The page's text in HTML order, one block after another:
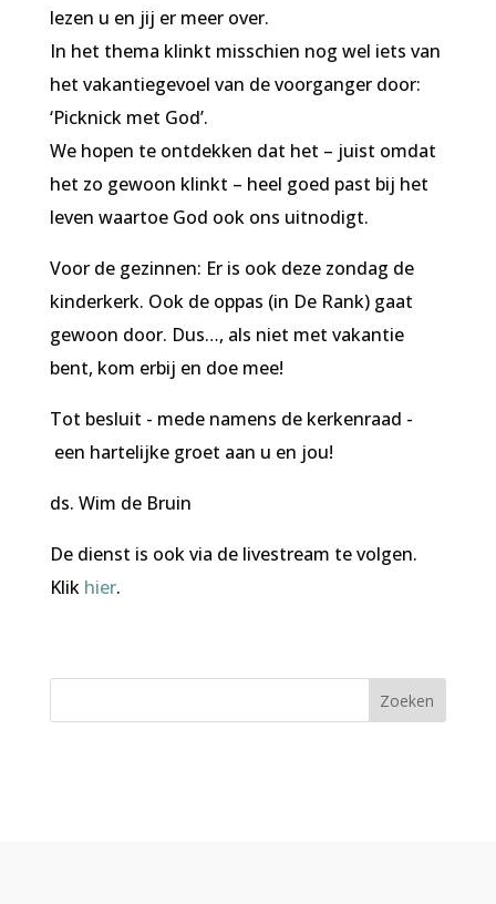
lezen u en jij er meer over.
In het thema klinkt misschien nog wel iets van
het vakantiegevoel van de voorganger door:
‘Picknick met God’.
We hopen te ontdekken dat het – juist omdat
het zo gewoon klinkt – heel goed past bij het
leven waartoe God ook ons uitnodigt.
Voor de gezinnen: Er is ook deze zondag de
kinderkerk. Ook de oppas (in De Rank) gaat
gewoon door. Dus…, als niet met vakantie
bent, kom erbij en doe mee!
Tot besluit - mede namens de kerkenraad -
een hartelijke groet aan u en jou!
ds. Wim de Bruin
De dienst is ook via de livestream te volgen.
Klik hier.